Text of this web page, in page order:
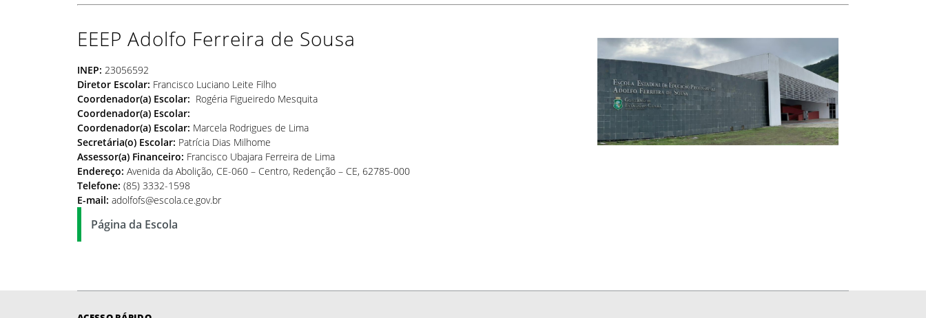
EEEP Adolfo Ferreira de Sousa
INEP: 23056592
Diretor Escolar: Francisco Luciano Leite Filho
Coordenador(a) Escolar: Rogéria Figueiredo Mesquita
Coordenador(a) Escolar:
Coordenador(a) Escolar: Marcela Rodrigues de Lima
Secretária(o) Escolar: Patrícia Dias Milhome
Assessor(a) Financeiro: Francisco Ubajara Ferreira de Lima
Endereço: Avenida da Abolição, CE-060 – Centro, Redenção – CE, 62785-000
Telefone: (85) 3332-1598
E-mail: adolfofs@escola.ce.gov.br
Página da Escola